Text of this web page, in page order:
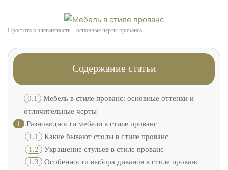
Простота и элегантность – основные черты прованса
Содержание статьи
0.1
Мебель в стиле прованс: основные оттенки и
отличительные черты
1
Разновидности мебели в стиле прованс
1.1 Какие бывают столы в стиле прованс
1.2 Украшение стульев в стиле прованс
1.3 Особенности выбора диванов в стиле прованс